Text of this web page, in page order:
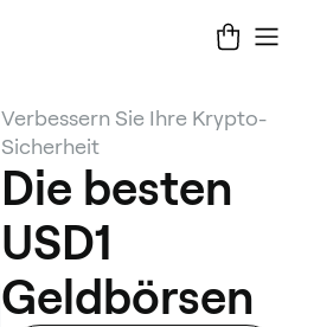
Verbessern Sie Ihre Krypto-
Sicherheit
Die besten
USD1
Geldbörsen